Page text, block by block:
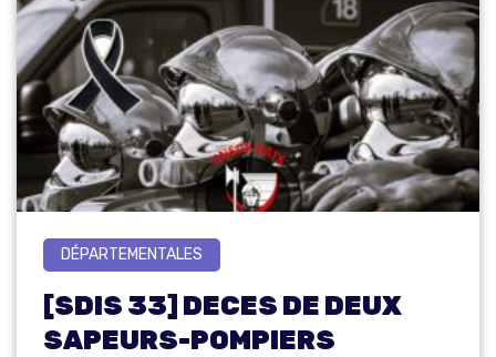
DÉPARTEMENTALES
[SDIS 33] DECES DE DEUX
SAPEURS-POMPIERS